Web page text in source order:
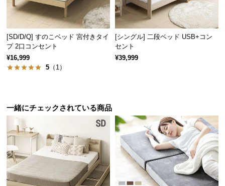
ブ
ロ
グ
企
業
報
[SD/D/Q] すのこベッド 宮付きタイ
プ 2口コンセント
¥16,999
5 （1）
[シングル] 二段ベッド USB+コン
セント
¥39,999
一緒にチェックされている商品